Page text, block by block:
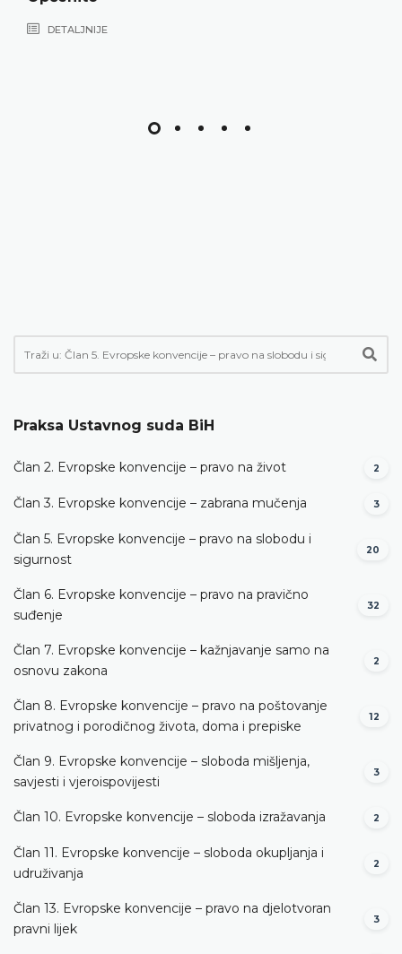
DETALJNIJE
Praksa Ustavnog suda BiH
Član 2. Evropske konvencije – pravo na život 2
Član 3. Evropske konvencije – zabrana mučenja 3
Član 5. Evropske konvencije – pravo na slobodu i
sigurnost
20
Član 6. Evropske konvencije – pravo na pravično
suđenje
32
Član 7. Evropske konvencije – kažnjavanje samo na
osnovu zakona
2
Član 8. Evropske konvencije – pravo na poštovanje
privatnog i porodičnog života, doma i prepiske
12
Član 9. Evropske konvencije – sloboda mišljenja,
savjesti i vjeroispovijesti
3
Član 10. Evropske konvencije – sloboda izražavanja 2
Član 11. Evropske konvencije – sloboda okupljanja i
udruživanja
2
Član 13. Evropske konvencije – pravo na djelotvoran
pravni lijek
3